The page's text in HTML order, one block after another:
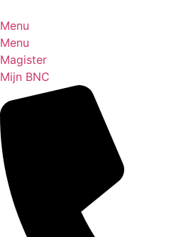
naar
de
inhoud
Menu
Menu
Magister
Mijn BNC